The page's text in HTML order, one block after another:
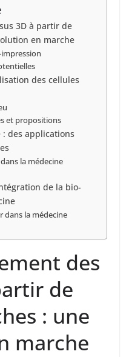
3D à partir de
en marche
impression
des cellules
et propositions
: des applications
la médecine
de la bio-
dans la médecine
des
de
: une
marche